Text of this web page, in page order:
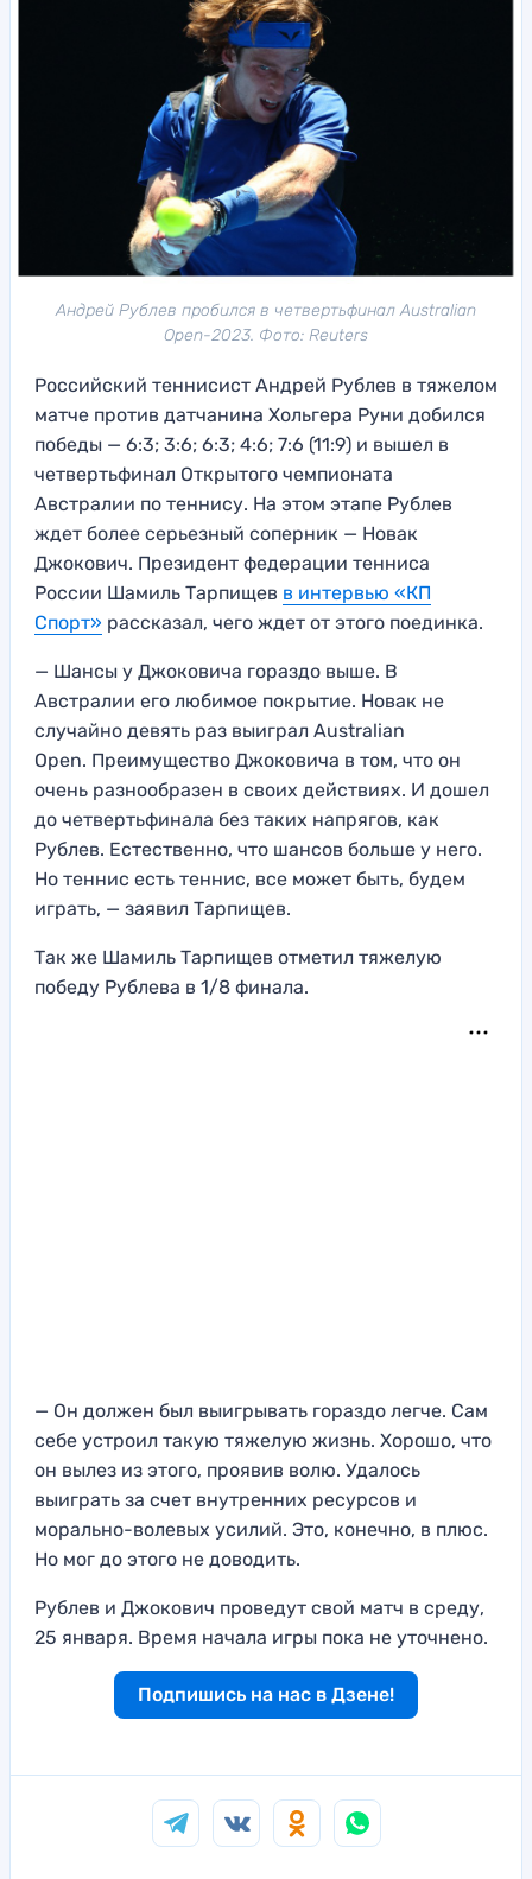
Андрей Рублев пробился в четвертьфинал Australian
Open-2023. Фото: Reuters
Российский теннисист Андрей Рублев в тяжелом
матче против датчанина Хольгера Руни добился
победы — 6:3; 3:6; 6:3; 4:6; 7:6 (11:9) и вышел в
четвертьфинал Открытого чемпионата
Австралии по теннису. На этом этапе Рублев
ждет более серьезный соперник — Новак
Джокович. Президент федерации тенниса
России Шамиль Тарпищев в интервью «КП
Спорт» рассказал, чего ждет от этого поединка.
— Шансы у Джоковича гораздо выше. В
Австралии его любимое покрытие. Новак не
случайно девять раз выиграл Australian
Open. Преимущество Джоковича в том, что он
очень разнообразен в своих действиях. И дошел
до четвертьфинала без таких напрягов, как
Рублев. Естественно, что шансов больше у него.
Но теннис есть теннис, все может быть, будем
играть, — заявил Тарпищев.
Так же Шамиль Тарпищев отметил тяжелую
победу Рублева в 1/8 финала.
— Он должен был выигрывать гораздо легче. Сам
себе устроил такую тяжелую жизнь. Хорошо, что
он вылез из этого, проявив волю. Удалось
выиграть за счет внутренних ресурсов и
морально-волевых усилий. Это, конечно, в плюс.
Но мог до этого не доводить.
Рублев и Джокович проведут свой матч в среду,
25 января. Время начала игры пока не уточнено.
Подпишись на нас в Дзене!